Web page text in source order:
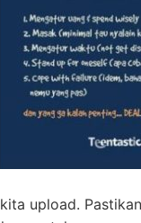
upload.